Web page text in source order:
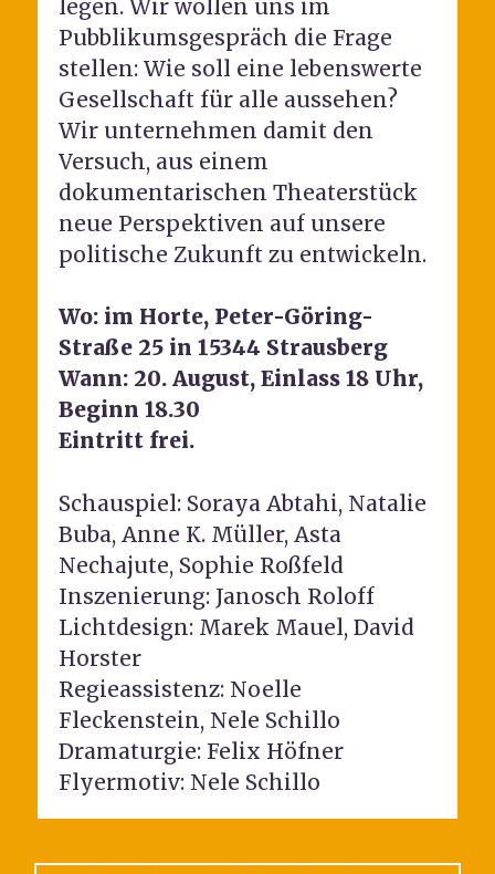
legen. Wir wollen uns im
Pubblikumsgespräch die Frage
stellen: Wie soll eine lebenswerte
Gesellschaft für alle aussehen?
Wir unternehmen damit den
Versuch, aus einem
dokumentarischen Theaterstück
neue Perspektiven auf unsere
politische Zukunft zu entwickeln.
Wo: im Horte, Peter-Göring-
Straße 25 in 15344 Strausberg
Wann: 20. August, Einlass 18 Uhr,
Beginn 18.30
Eintritt frei.
Schauspiel: Soraya Abtahi, Natalie
Buba, Anne K. Müller, Asta
Nechajute, Sophie Roßfeld
Inszenierung: Janosch Roloff
Lichtdesign: Marek Mauel, David
Horster
Regieassistenz: Noelle
Fleckenstein, Nele Schillo
Dramaturgie: Felix Höfner
Flyermotiv: Nele Schillo